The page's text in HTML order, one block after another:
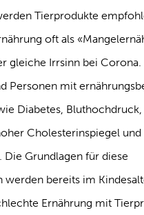
Tierprodukte
oft als
gleiche Irrsinn bei Corona.
Personen mit
Diabetes, Bluthochdruck,
Cholesterinspiegel und
Grundlagen für diese
werden bereits im
Ernährung mit